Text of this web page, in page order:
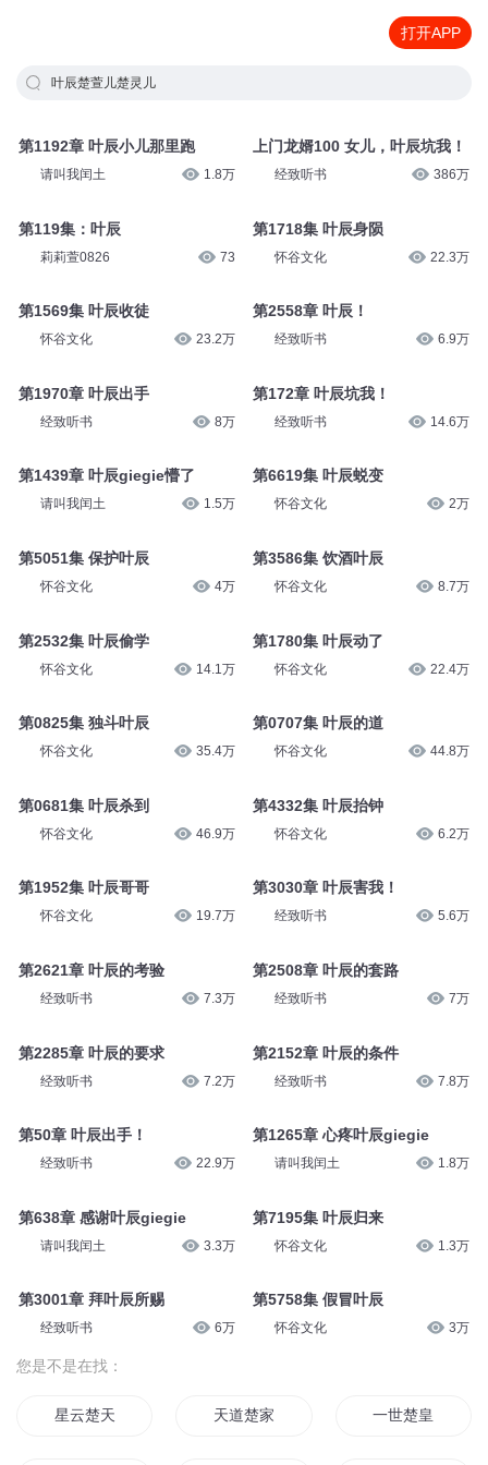
打开APP
叶辰楚萱儿楚灵儿
第1192章 叶辰小儿那里跑
请叫我闰土 1.8万
第119集：叶辰
莉莉萱0826 73
第1569集 叶辰收徒
怀谷文化 23.2万
第1970章 叶辰出手
经致听书 8万
第1439章 叶辰giegie懵了
请叫我闰土 1.5万
第5051集 保护叶辰
怀谷文化 4万
第2532集 叶辰偷学
怀谷文化 14.1万
第0825集 独斗叶辰
怀谷文化 35.4万
第0681集 叶辰杀到
怀谷文化 46.9万
第1952集 叶辰哥哥
怀谷文化 19.7万
第2621章 叶辰的考验
经致听书 7.3万
第2285章 叶辰的要求
经致听书 7.2万
第50章 叶辰出手！
经致听书 22.9万
第638章 感谢叶辰giegie
请叫我闰土 3.3万
第3001章 拜叶辰所赐
经致听书 6万
上门龙婿100 女儿，叶辰坑我！
经致听书 386万
第1718集 叶辰身陨
怀谷文化 22.3万
第2558章 叶辰！
经致听书 6.9万
第172章 叶辰坑我！
经致听书 14.6万
第6619集 叶辰蜕变
怀谷文化 2万
第3586集 饮酒叶辰
怀谷文化 8.7万
第1780集 叶辰动了
怀谷文化 22.4万
第0707集 叶辰的道
怀谷文化 44.8万
第4332集 叶辰抬钟
怀谷文化 6.2万
第3030章 叶辰害我！
经致听书 5.6万
第2508章 叶辰的套路
经致听书 7万
第2152章 叶辰的条件
经致听书 7.8万
第1265章 心疼叶辰giegie
请叫我闰土 1.8万
第7195集 叶辰归来
怀谷文化 1.3万
第5758集 假冒叶辰
怀谷文化 3万
您是不是在找：
星云楚天 天道楚家 一世楚皇